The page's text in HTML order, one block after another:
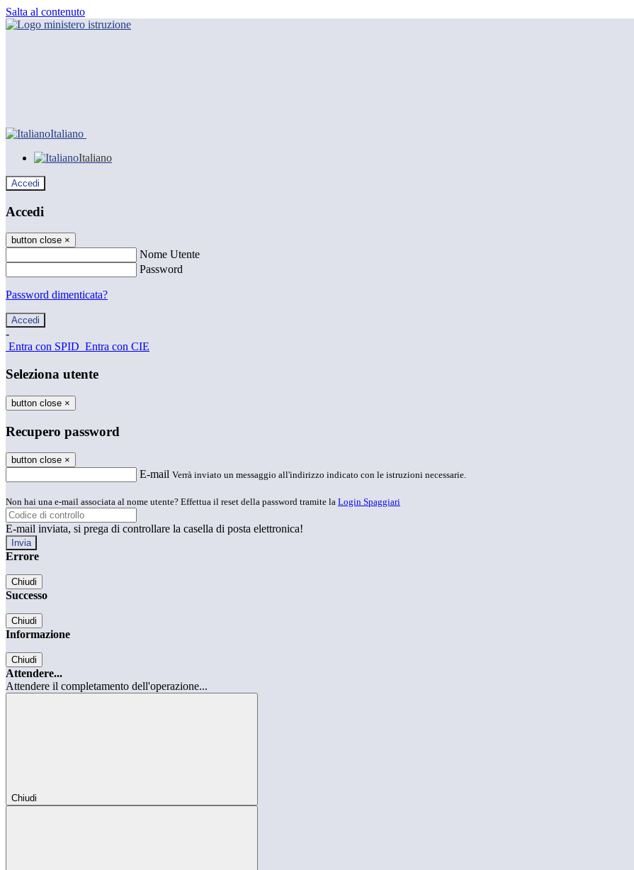
Salta al contenuto
Italiano
Italiano
Accedi
Accedi
button close ×
Nome Utente
Password
Password dimenticata?
-
Entra con SPID Entra con CIE
Seleziona utente
button close ×
Recupero password
button close ×
E-mail Verrà inviato un messaggio all'indirizzo indicato con le istruzioni necessarie.
Non hai una e-mail associata al nome utente? Effettua il reset della password tramite la Login Spaggiari
E-mail inviata, si prega di controllare la casella di posta elettronica!
Errore
Chiudi
Successo
Chiudi
Informazione
Chiudi
Attendere...
Attendere il completamento dell'operazione...
Chiudi